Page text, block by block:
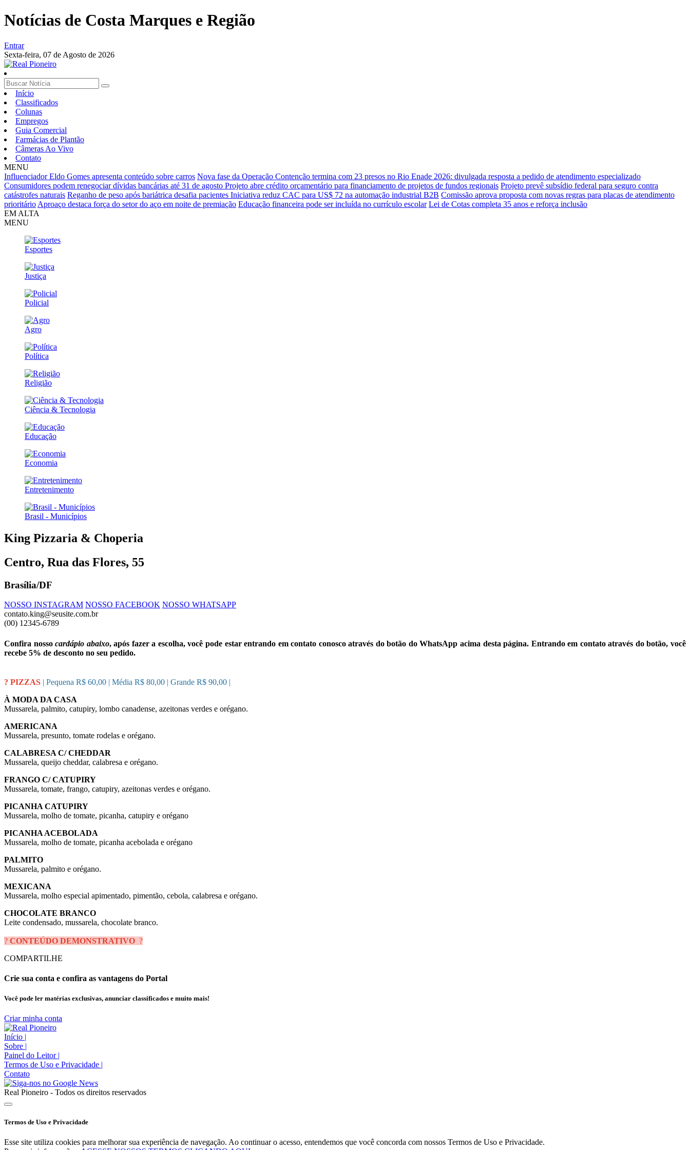
Notícias de Costa Marques e Região
Entrar
Sexta-feira, 07 de Agosto de 2026
Início
Classificados
Colunas
Empregos
Guia Comercial
Farmácias de Plantão
Câmeras Ao Vivo
Contato
MENU
Influenciador Eldo Gomes apresenta conteúdo sobre carros Nova fase da Operação Contenção termina com 23 presos no Rio Enade 2026: divulgada resposta a pedido de atendimento especializado
Consumidores podem renegociar dívidas bancárias até 31 de agosto Projeto abre crédito orçamentário para financiamento de projetos de fundos regionais Projeto prevê subsídio federal para seguro contra
catástrofes naturais Reganho de peso após bariátrica desafia pacientes Iniciativa reduz CAC para US$ 72 na automação industrial B2B Comissão aprova proposta com novas regras para placas de atendimento
prioritário Aproaço destaca força do setor do aço em noite de premiação Educação financeira pode ser incluída no currículo escolar Lei de Cotas completa 35 anos e reforça inclusão
EM ALTA
MENU
Esportes
Justiça
Policial
Agro
Política
Religião
Ciência & Tecnologia
Educação
Economia
Entretenimento
Brasil - Municípios
King Pizzaria & Choperia
Centro, Rua das Flores, 55
Brasília/DF
NOSSO INSTAGRAM NOSSO FACEBOOK NOSSO WHATSAPP
contato.king@seusite.com.br
(00) 12345-6789
Confira nossocardápio abaixo, após fazer a escolha, você pode estar entrando em contato conosco através do botão do WhatsApp acima desta página. Entrando em contato através do botão, você
recebe 5% de desconto no seu pedido.
? PIZZAS | Pequena R$ 60,00 | Média R$ 80,00 | Grande R$ 90,00 |
À MODA DA CASA
Mussarela, palmito, catupiry, lombo canadense, azeitonas verdes e orégano.
AMERICANA
Mussarela, presunto, tomate rodelas e orégano.
CALABRESA C/ CHEDDAR
Mussarela, queijo cheddar, calabresa e orégano.
FRANGO C/ CATUPIRY
Mussarela, tomate, frango, catupiry, azeitonas verdes e orégano.
PICANHA CATUPIRY
Mussarela, molho de tomate, picanha, catupiry e orégano
PICANHA ACEBOLADA
Mussarela, molho de tomate, picanha acebolada e orégano
PALMITO
Mussarela, palmito e orégano.
MEXICANA
Mussarela, molho especial apimentado, pimentão, cebola, calabresa e orégano.
CHOCOLATE BRANCO
Leite condensado, mussarela, chocolate branco.
? CONTEÚDO DEMONSTRATIVO ?
COMPARTILHE
Crie sua conta e confira as vantagens do Portal
Você pode ler matérias exclusivas, anunciar classificados e muito mais!
Criar minha conta
Início
Sobre
Painel do Leitor
Termos de Uso e Privacidade
Contato
Real Pioneiro - Todos os direitos reservados
Termos de Uso e Privacidade
Esse site utiliza cookies para melhorar sua experiência de navegação. Ao continuar o acesso, entendemos que você concorda com nossos Termos de Uso e Privacidade.